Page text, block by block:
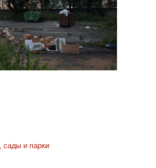
сады и парки